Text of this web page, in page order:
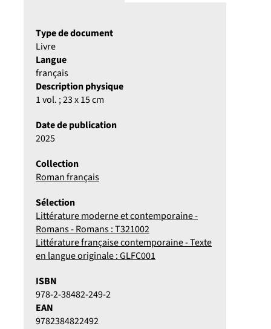
Type de document
Livre
Langue
français
Description physique
1 vol. ; 23 x 15 cm
Date de publication
2025
Collection
Roman français
Sélection
Littérature moderne et contemporaine -
Romans - Romans : T321002
Littérature française contemporaine - Texte
en langue originale : GLFC001
ISBN
978-2-38482-249-2
EAN
9782384822492